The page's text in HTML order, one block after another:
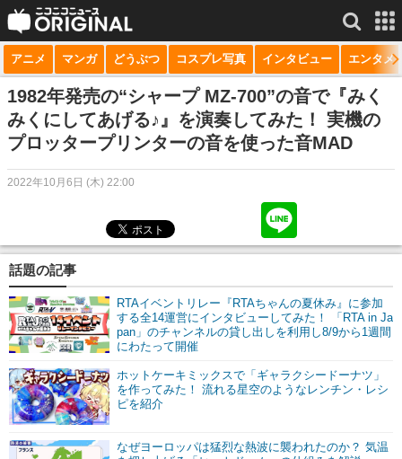
サービス一覧 もっと見る
niconico
動画
生放送
マンガ
ニコニコQ
アニメ マンガ どうぶつ コスプレ写真 インタビュー エンタメ
1982年発売の“シャープ MZ-700”の音で『みく
みくにしてあげる♪』を演奏してみた！ 実機の
プロッタープリンターの音を使った音MAD
2022年10月6日 (木) 22:00
話題の記事
RTAイベントリレー『RTAちゃんの夏休み』に参加
する全14運営にインタビューしてみた！ 「RTA in Ja
pan」のチャンネルの貸し出しを利用し8/9から1週間
にわたって開催
ホットケーキミックスで「ギャラクシードーナツ」
を作ってみた！ 流れる星空のようなレンチン・レシ
ピを紹介
なぜヨーロッパは猛烈な熱波に襲われたのか？ 気温